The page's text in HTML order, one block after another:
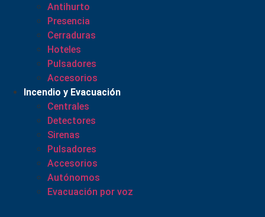
Antihurto
Presencia
Cerraduras
Hoteles
Pulsadores
Accesorios
Incendio y Evacuación
Centrales
Detectores
Sirenas
Pulsadores
Accesorios
Autónomos
Evacuación por voz